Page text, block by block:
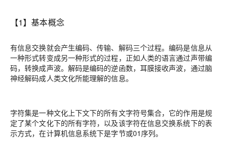
【1】基本概念
有信息交换就会产生编码、传输、解码三个过程。编码是信息从
一种形式转变成另一种形式的过程，正如人类的语言通过声带编
码，转换成声波。解码是编码的逆函数，耳膜接收声波，通过脑
神经解码成人类文化所能理解的信息。
字符集是一种文化上下文下的所有文字符号集合，它的作用是规
定了某个文化下的所有字符，以及该字符在信息交换系统下的表
示方式，在计算机信息系统下是字节或01序列。